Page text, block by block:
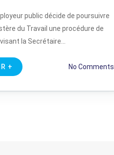
public décide de poursuivre
du Travail une procédure de
la Secrétaire…
+ No Comments